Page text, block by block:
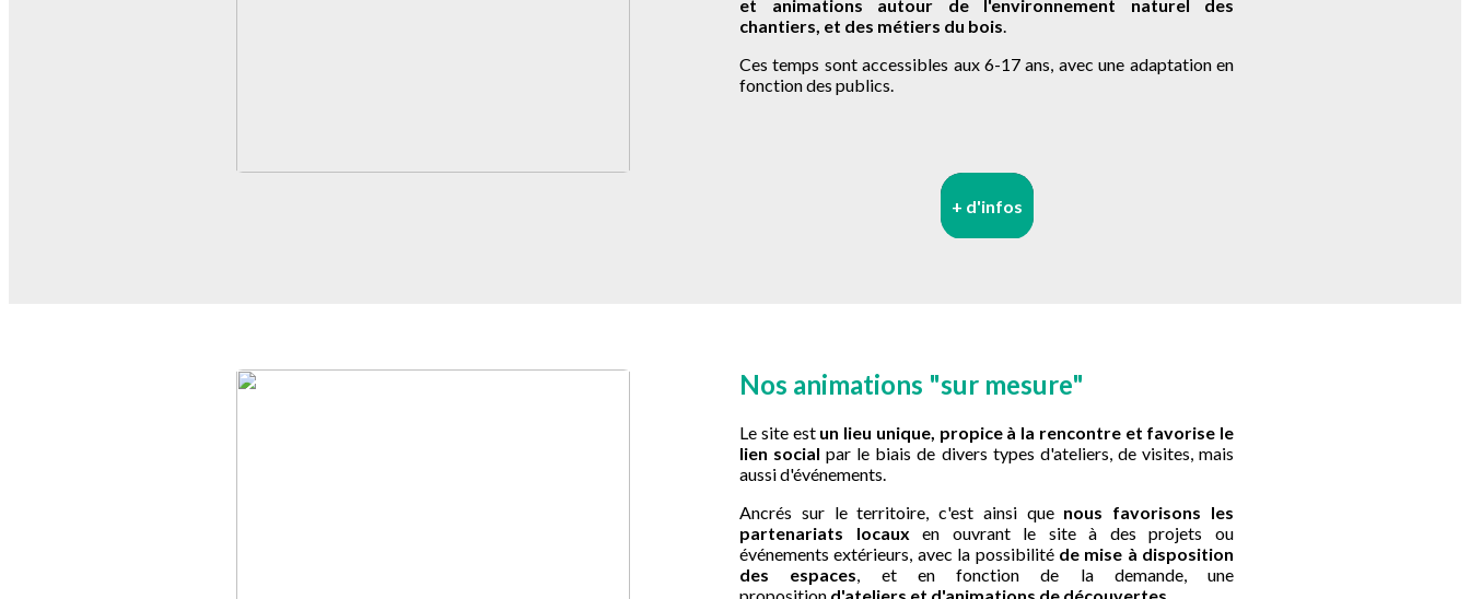
et animations autour de l'environnement naturel des
chantiers, et des métiers du bois.
Ces temps sont accessibles aux 6-17 ans, avec une adaptation en
fonction des publics.
+ d'infos
Nos animations "sur mesure"
Le site est un lieu unique, propice à la rencontre et favorise le
lien social par le biais de divers types d'ateliers, de visites, mais
aussi d'événements.
Ancrés sur le territoire, c'est ainsi que nous favorisons les
partenariats locauxen ouvrant le site à des projets ou
événements extérieurs, avec la possibilité de mise à disposition
des espaces, et en fonction de la demande, une